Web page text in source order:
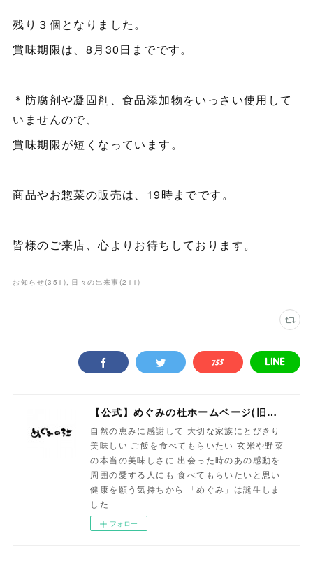
残り３個となりました。
賞味期限は、8月30日までです。
＊防腐剤や凝固剤、食品添加物をいっさい使用して
いませんので、
賞味期限が短くなっています。
商品やお惣菜の販売は、19時までです。
皆様のご来店、心よりお待ちしております。
お知らせ(351 ) 日々の出来事(211)
【公式】めぐみの杜ホームページ(旧自然食工房）
自然の恵みに感謝して 大切な家族にとびきり
美味しい ご飯を食べてもらいたい 玄米や野菜
の本当の美味しさに 出会った時のあの感動を
周囲の愛する人にも 食べてもらいたいと思い
健康を願う気持ちから 「めぐみ」は誕生しま
した
フォロー